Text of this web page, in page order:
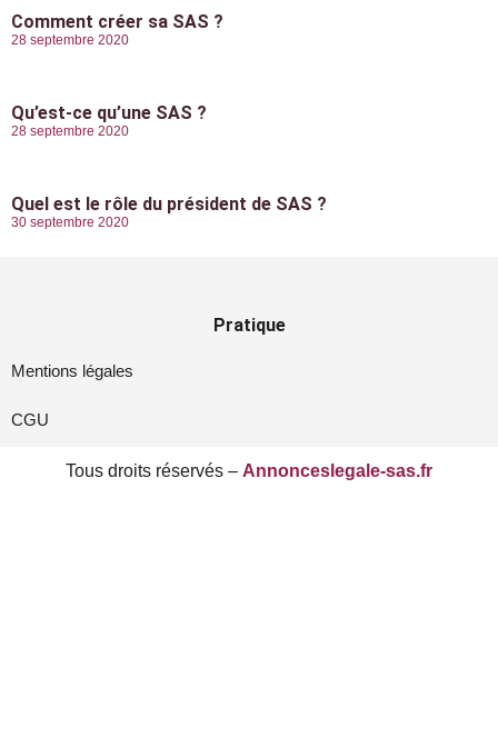
Comment créer sa SAS ?
28 septembre 2020
Qu’est-ce qu’une SAS ?
28 septembre 2020
Quel est le rôle du président de SAS ?
30 septembre 2020
Pratique
Mentions légales
CGU
Tous droits réservés – Annonceslegale-sas.fr